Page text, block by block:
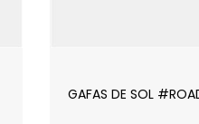
GAFAS DE SOL